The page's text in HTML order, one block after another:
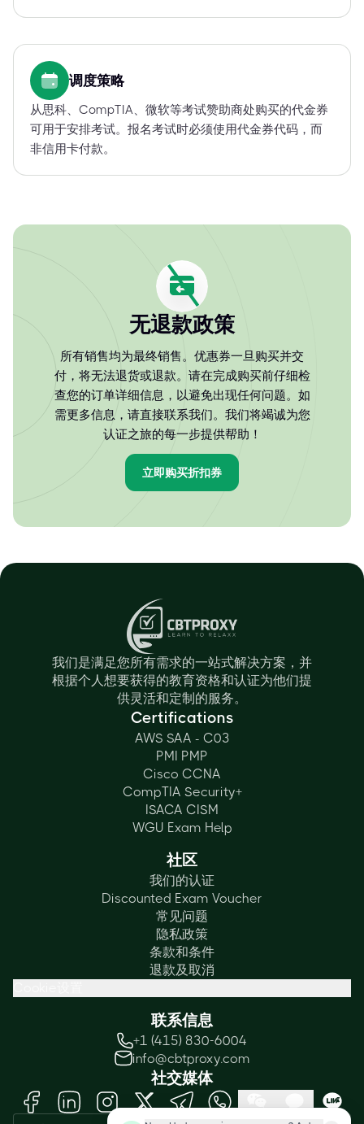
调度策略
从思科、CompTIA、微软等考试赞助商处购买的代金券
可用于安排考试。报名考试时必须使用代金券代码，而
非信用卡付款。
无退款政策
所有销售均为最终销售。优惠券一旦购买并交
付，将无法退货或退款。请在完成购买前仔细检
查您的订单详细信息，以避免出现任何问题。如
需更多信息，请直接联系我们。我们将竭诚为您
认证之旅的每一步提供帮助！
立即购买折扣券
我们是满足您所有需求的一站式解决方案，并
根据个人想要获得的教育资格和认证为他们提
供灵活和定制的服务。
Certifications
AWS SAA - C03
PMI PMP
Cisco CCNA
CompTIA Security+
ISACA CISM
WGU Exam Help
社区
我们的认证
Discounted Exam Voucher
常见问题
隐私政策
条款和条件
退款及取消
联系信息
+1 (415) 830-6004
info@cbtproxy.com
社交媒体